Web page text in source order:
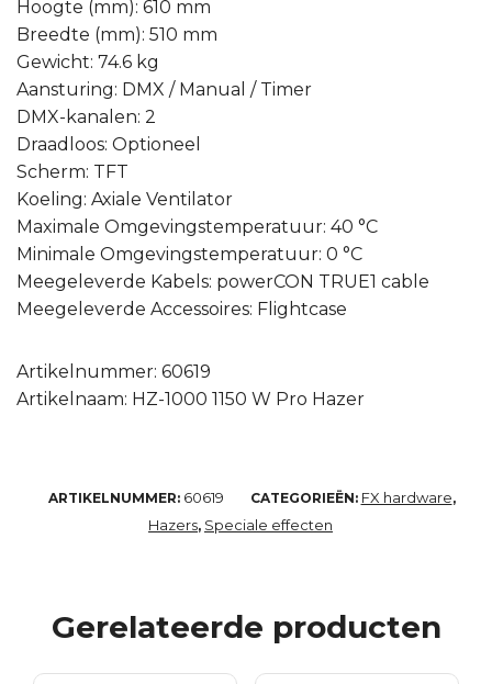
Hoogte (mm): 610 mm
Breedte (mm): 510 mm
Gewicht: 74.6 kg
Aansturing: DMX / Manual / Timer
DMX-kanalen: 2
Draadloos: Optioneel
Scherm: TFT
Koeling: Axiale Ventilator
Maximale Omgevingstemperatuur: 40 °C
Minimale Omgevingstemperatuur: 0 °C
Meegeleverde Kabels: powerCON TRUE1 cable
Meegeleverde Accessoires: Flightcase
Artikelnummer: 60619
Artikelnaam: HZ-1000 1150 W Pro Hazer
ARTIKELNUMMER: 60619 CATEGORIEËN: FX hardware,
Hazers, Speciale effecten
Gerelateerde producten